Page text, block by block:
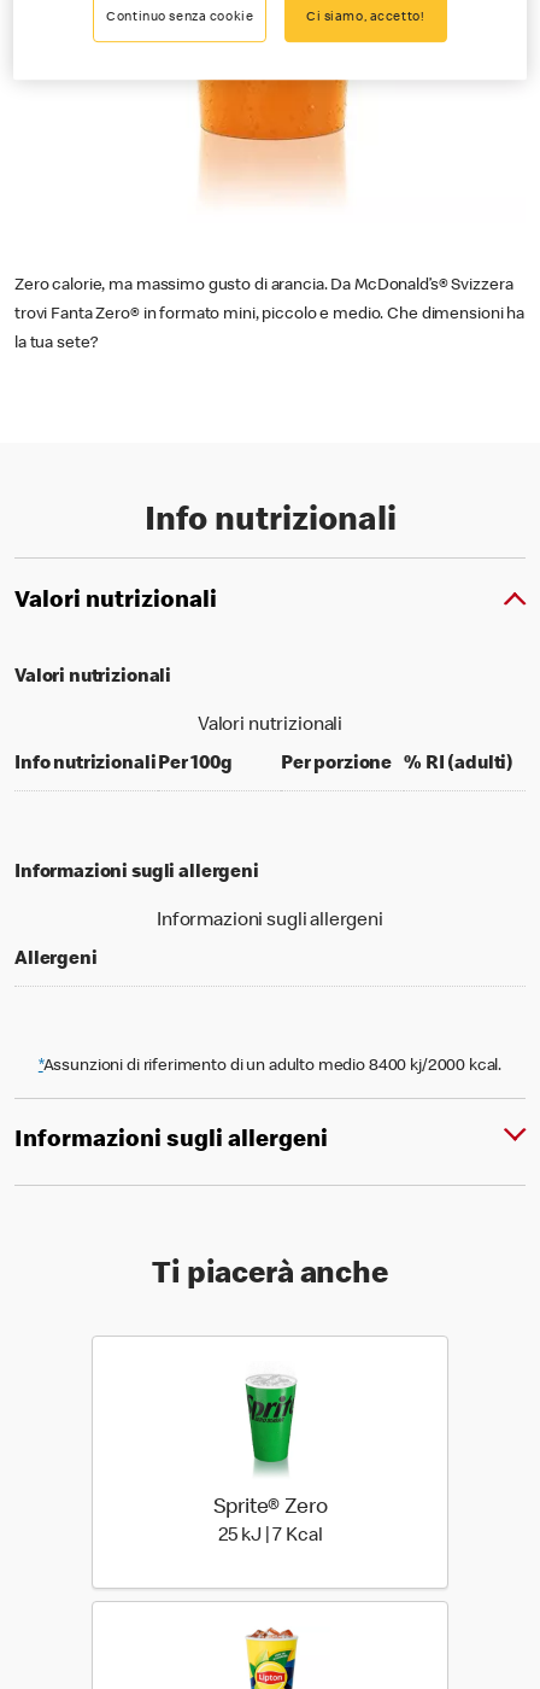
Zero calorie, ma massimo gusto di arancia. Da McDonald’s® Svizzera
trovi Fanta Zero® in formato mini, piccolo e medio. Che dimensioni ha
la tua sete?
Info nutrizionali
Valori nutrizionali
Valori nutrizionali
Valori nutrizionali
Info nutrizionaliPer 100gper 100 grams
Per porzioneper portion
% RI (adulti)
Informazioni sugli allergeni
Informazioni sugli allergeni
Allergeni
*Assunzioni di riferimento di un adulto medio 8400 kj/2000 kcal.
Informazioni sugli allergeni
Ti piacerà anche
Sprite® Zero
25 kJ | 7 Kcal
Continuo senza cookie Ci siamo, accetto!